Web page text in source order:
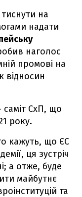
на
надати
наголос
промові на
відносин
СхП, що
року.
кажуть, що ЄС
ця зустріч
а отже, буде
майбутнє
та